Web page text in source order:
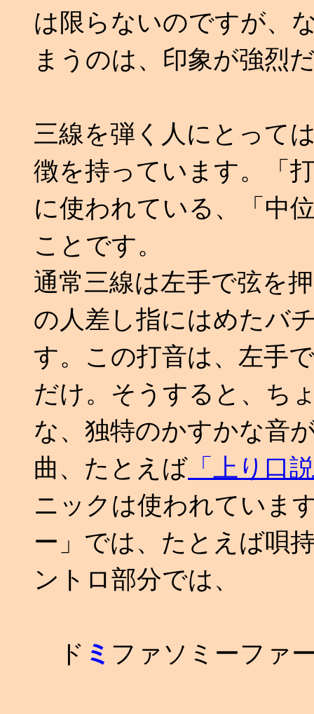
は限らないのですが、
まうのは、印象が強烈
三線を弾く人にとって
徴を持っています。「
に使われている、「中
ことです。
通常三線は左手で弦を
の人差し指にはめたバ
す。この打音は、左手
だけ。そうすると、ち
な、独特のかすかな音
曲、たとえば 「上り口
ニックは使われていま
ー」では、たとえば唄
ントロ部分では、
ド ミ ファソミーファ